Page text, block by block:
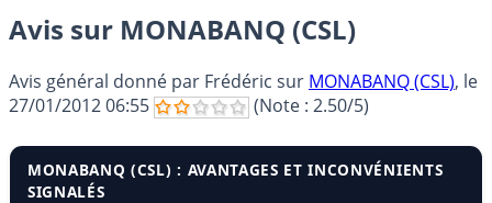
Avis sur MONABANQ (CSL)
Avis général donné par Frédéric sur MONABANQ (CSL), le
27/01/2012 06:55
(Note : 2.50/5)
MONABANQ (CSL) : AVANTAGES ET INCONVÉNIENTS
SIGNALÉS